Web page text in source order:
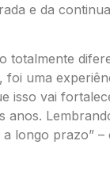
e da
totalmente
foi uma
isso vai
anos.
longo prazo” –